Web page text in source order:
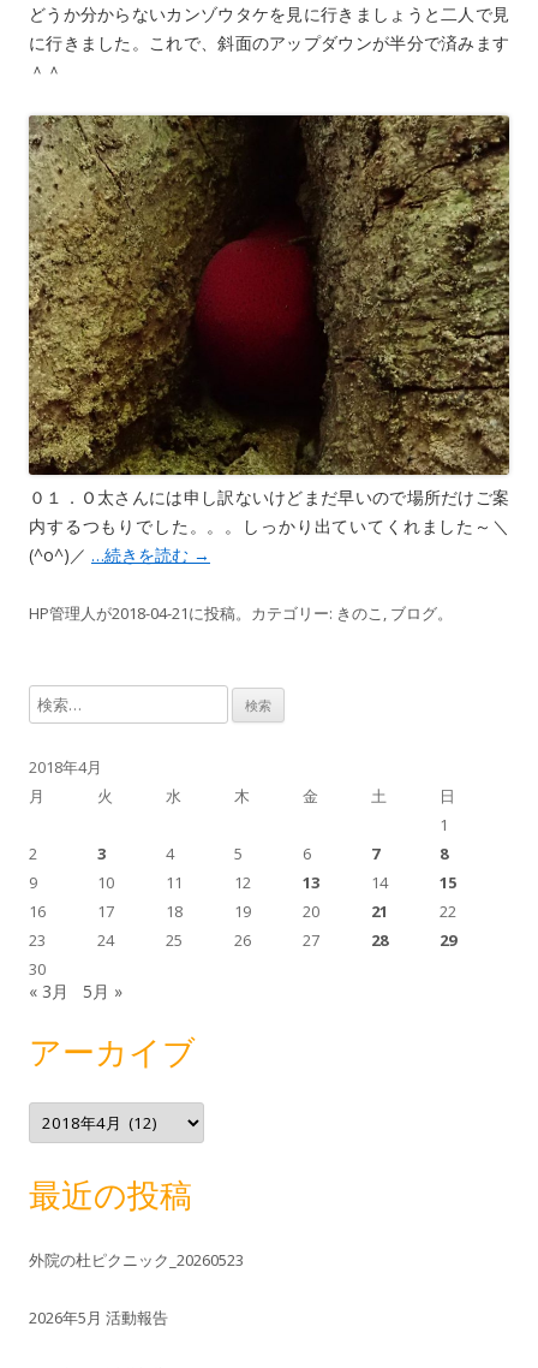
どうか分からないカンゾウタケを見に行きましょうと二人で見
に行きました。これで、斜面のアップダウンが半分で済みます
＾＾
０１．Ｏ太さんには申し訳ないけどまだ早いので場所だけご案
内するつもりでした。。。しっかり出ていてくれました～＼
(^o^)／ …続きを読む →
HP管理人が2018-04-21に投稿。カテゴリー: きのこ , ブログ。
検
索
2018年4月
月
火 水 木 金 土
日
1
2
3 4 5 6 7
8
9
10 11 12 13 14
15
16
17 18 19 20 21
22
23
24 25 26 27 28
29
30
« 3月 5月 »
アーカイブ
ア
ー
カ
ブ
最近の投稿
外院の杜ピクニック_20260523
2026年5月 活動報告